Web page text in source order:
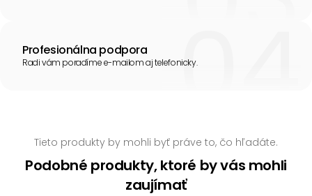
Profesionálna podpora
Radi vám poradíme e-mailom aj telefonicky.
Tieto produkty by mohli byť práve to, čo hľadáte.
Podobné produkty, ktoré by vás mohli
zaujímať